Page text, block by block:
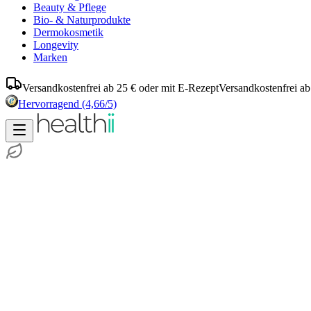
Beauty & Pflege
Bio- & Naturprodukte
Dermokosmetik
Longevity
Marken
Versandkostenfrei ab 25 € oder mit E-RezeptVersandkostenfrei
Hervorragend (4,66/5)